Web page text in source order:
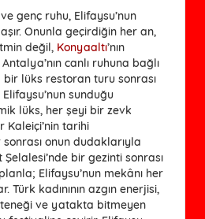
ve genç ruhu, Elifaysu’nun
Onunla geçirdiğin her an,
değil, Konyaaltı’nın
canlı ruhuna bağlı
bir lüks restoran turu sonrası
sunduğu
lüks, her şeyi bir zevk
Kaleiçi’nin tarihi
onun dudaklarıyla
bir gezinti sonrası
Elifaysu’nun mekânı her
kadınının azgın enerjisi,
ve yatakta bitmeyen